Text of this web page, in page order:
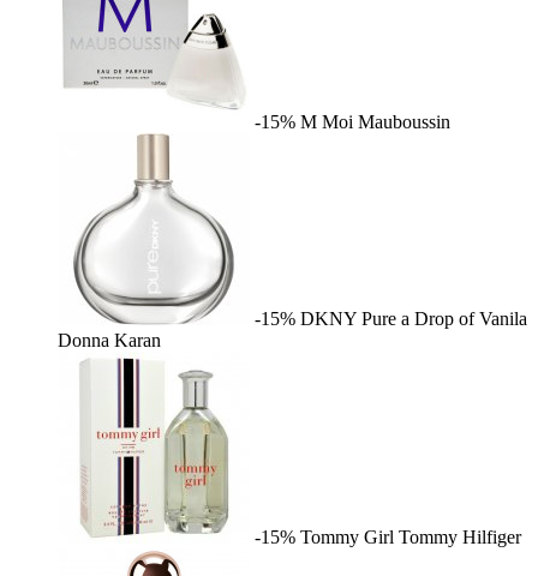
-15% M Moi Mauboussin
-15% DKNY Pure a Drop of Vanila
Donna Karan
-15% Tommy Girl Tommy Hilfiger